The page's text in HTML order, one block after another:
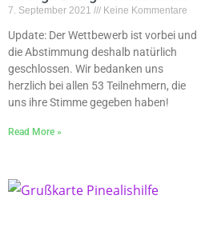
7. September 2021 Keine Kommentare
Update: Der Wettbewerb ist vorbei und
die Abstimmung deshalb natürlich
geschlossen. Wir bedanken uns
herzlich bei allen 53 Teilnehmern, die
uns ihre Stimme gegeben haben!
Read More »